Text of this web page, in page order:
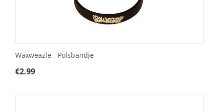
Waxweazle - Polsbandje
€2.99